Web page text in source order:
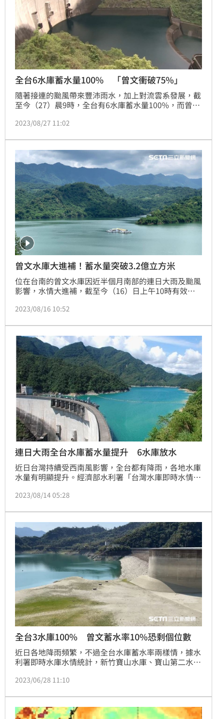
全台6水庫蓄水量100% 「曾文衝破75%」
隨著接連的颱風帶來豐沛雨水，加上對流雲系發展，截
至今（27）晨9時，全台有6水庫蓄水量100%，而曾文
水量下降9.24%，蓄水量來到47.6%，成為全台蓄水率
2023/08/27 11:02
曾文水庫大進補！蓄水量突破3.2億立方米
位在台南的曾文水庫因近半個月南部的連日大雨及颱風
影響，水情大進補，截至今（16）日上午10時有效蓄
到219.49公尺。不過水利署南區水資源局仍提醒民眾需
2023/08/16 10:52
連日大雨全台水庫蓄水量提升 6水庫放水
近日台灣持續受西南風影響，全台都有降雨，各地水庫
水量有明顯提升。經濟部水利署「台灣水庫即時水情」
76.4％，新竹寶山第二水庫100％、台中、苗栗一帶鯉
100％，台南曾文水庫62.8％。
2023/08/14 05:28
全台3水庫100% 曾文蓄水率10%恐剩個位數
近日各地降雨頻繁，不過全台水庫蓄水率兩樣情，據水
利署即時水庫水情統計，新竹寶山水庫、寶山第二水庫
文水庫，截至今（28）日上10點，蓄水率僅剩10.2%。
2023/06/28 11:10